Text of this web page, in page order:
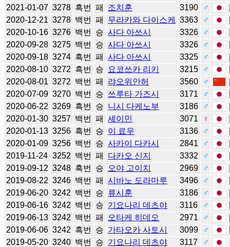
2021-01-07 3278 흑번 패 조치훈 3190 ♂
2020-12-21 3278 백번 패 무라카와 다이스케 3363 ♂
2020-10-16 3276 백번 승 사다 아쓰시 3326 ♂
2020-09-28 3275 백번 승 사다 아쓰시 3326 ♂
2020-09-18 3274 흑번 패 사다 아쓰시 3325 ♂
2020-08-10 3272 흑번 승 요코쓰카 리키 3215 ♂
2020-08-01 3272 백번 패 랴오위안허 3560 ♂
2020-07-09 3270 백번 승 쓰루타 가즈시 3171 ♂
2020-06-22 3269 흑번 승 니시 다케노부 3186 ♂
2020-01-30 3257 백번 패 셰이민 3071 ♀
2020-01-13 3256 흑번 승 이 료우 3136 ♂
2020-01-09 3256 백번 승 사카이 다카시 2841 ♂
2019-11-24 3252 백번 패 다카오 신지 3332 ♂
2019-09-12 3248 흑번 승 오야 고이치 2969 ♂
2019-08-22 3246 백번 패 시바노 도라마루 3496 ♂
2019-06-20 3242 백번 승 류시훈 3186 ♂
2019-06-16 3242 백번 승 기요나리 데츠야 3116 ♂
2019-06-13 3242 백번 패 오타케 히데오 2971 ♂
2019-06-06 3242 흑번 승 가타오카 사토시 3099 ♂
2019-05-20 3240 백번 승 기요나리 데츠야 3117
♂